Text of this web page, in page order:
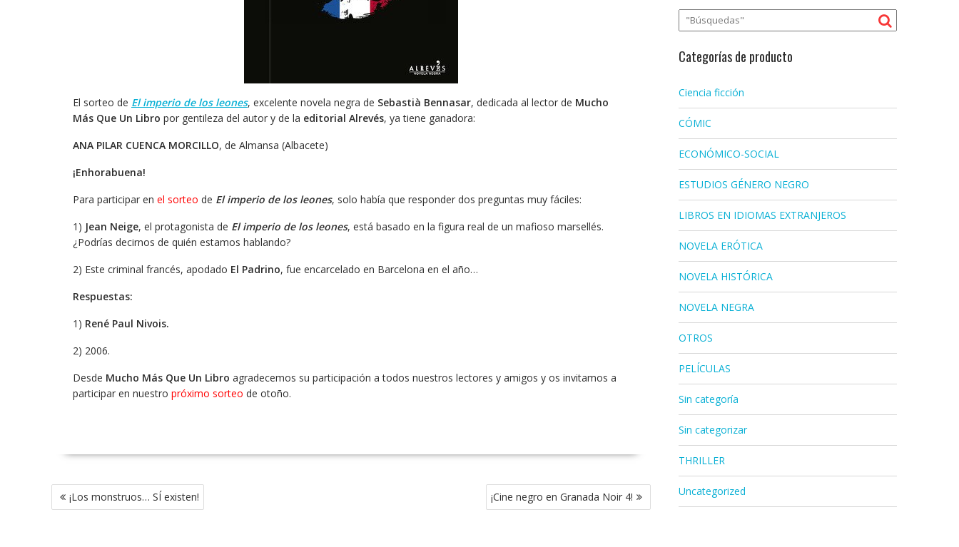
El sorteo de El imperio de los leones, excelente novela negra de Sebastià Bennasar, dedicada al lector de Mucho
Más Que Un Libro por gentileza del autor y de la editorial Alrevés, ya tiene ganadora:
ANA PILAR CUENCA MORCILLO, de Almansa (Albacete)
¡Enhorabuena!
Para participar en el sorteo de El imperio de los leones, solo había que responder dos preguntas muy fáciles:
1) Jean Neige, el protagonista de El imperio de los leones, está basado en la figura real de un mafioso marsellés.
¿Podrías decirnos de quién estamos hablando?
2) Este criminal francés, apodado El Padrino, fue encarcelado en Barcelona en el año…
Respuestas:
1) René Paul Nivois.
2) 2006.
Desde Mucho Más Que Un Libro agradecemos su participación a todos nuestros lectores y amigos y os invitamos a
participar en nuestro próximo sorteo de otoño.
Navegación
de
¡Los monstruos… SÍ existen! ¡Cine negro en Granada Noir 4!
Categorías de producto
Ciencia ficción
CÓMIC
ECONÓMICO-SOCIAL
ESTUDIOS GÉNERO NEGRO
LIBROS EN IDIOMAS EXTRANJEROS
NOVELA ERÓTICA
NOVELA HISTÓRICA
NOVELA NEGRA
OTROS
PELÍCULAS
Sin categoría
Sin categorizar
THRILLER
Uncategorized